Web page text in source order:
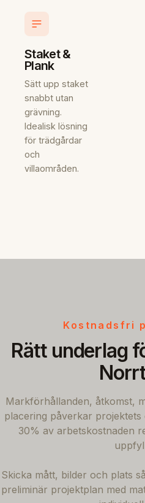
Staket &
Plank
Sätt upp staket
snabbt utan
grävning.
Idealisk lösning
för trädgårdar
och
villaområden.
Kostnadsfri
Rätt underlag
Markförhållanden, åtkomst,
placering påverkar projektets
30% av arbetskostnaden
Skicka mått, bilder och plats
preliminär projektplan med